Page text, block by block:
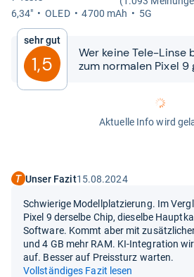
6,34"
OLED 4700 mAh 5G
Sehr gut
1,5
Wer keine Tele-​​Linse
zum nor­ma­len Pixel 9
Aktuelle Info wird
Unser Fazit15.08.2024
Schwierige Modellplatzierung. Im
Pixel 9 derselbe Chip, dieselbe
Software. Kommt aber mit
und 4 GB mehr RAM. KI-Integration
auf. Besser auf Preissturz warten.
Vollständiges Fazit lesen